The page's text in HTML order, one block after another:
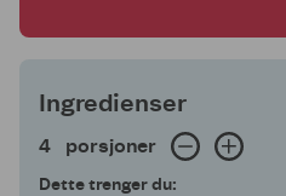
Ingredienser
4 porsjoner
4 porsjoner
Dette trenger du: